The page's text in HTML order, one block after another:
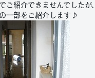
ご紹介できませんでしたが、
一部をご紹介します♪